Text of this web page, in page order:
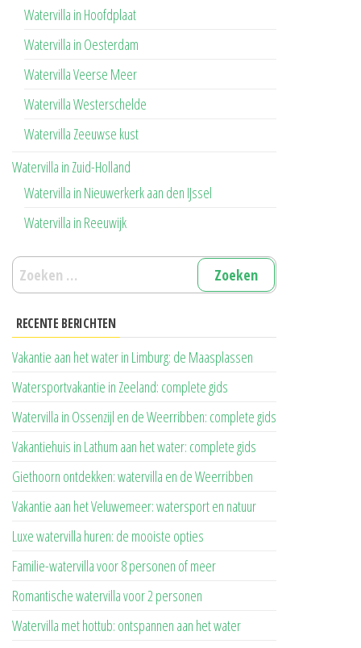
Watervilla in Hoofdplaat
Watervilla in Oesterdam
Watervilla Veerse Meer
Watervilla Westerschelde
Watervilla Zeeuwse kust
Watervilla in Zuid-Holland
Watervilla in Nieuwerkerk aan den IJssel
Watervilla in Reeuwijk
Zoeken
naar:
RECENTE BERICHTEN
Vakantie aan het water in Limburg: de Maasplassen
Watersportvakantie in Zeeland: complete gids
Watervilla in Ossenzijl en de Weerribben: complete gids
Vakantiehuis in Lathum aan het water: complete gids
Giethoorn ontdekken: watervilla en de Weerribben
Vakantie aan het Veluwemeer: watersport en natuur
Luxe watervilla huren: de mooiste opties
Familie-watervilla voor 8 personen of meer
Romantische watervilla voor 2 personen
Watervilla met hottub: ontspannen aan het water